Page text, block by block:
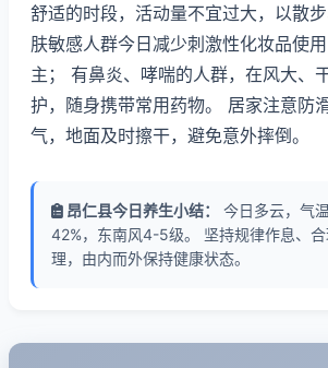
舒适的时段，活动量不宜过大，以散
肤敏感人群今日减少刺激性化妆品使
主； 有鼻炎、哮喘的人群，在风大、
护，随身携带常用药物。 居家注意防
气，地面及时擦干，避免意外摔倒。
昂仁县今日养生小结：
今日多云，气
42%，东南风4-5级。 坚持规律作息、
理，由内而外保持健康状态。